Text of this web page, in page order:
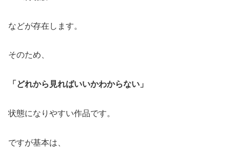
などが存在します。
そのため、
「どれから見ればいいかわからない」
状態になりやすい作品です。
ですが基本は、